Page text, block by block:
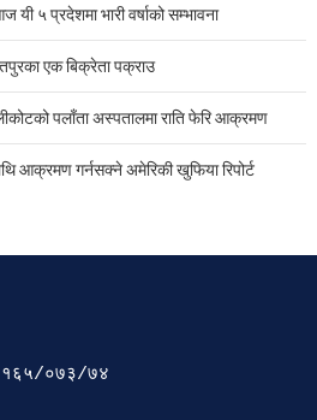
५ प्रदेशमा भारी वर्षाको सम्भावना
एक बिक्रेता पक्राउ
पलाँता अस्पतालमा राति फेरि आक्रमण
आक्रमण गर्नसक्ने अमेरिकी खुफिया रिपोर्ट
१६५/०७३/७४